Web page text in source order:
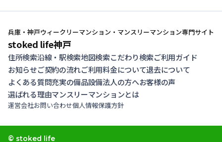
兵庫・神戸ウィークリーマンション・マンスリーマンション専門サイト
stoked life神戸
住所検索沿線・駅検索地図検索こだわり検索ご利用ガイド
お知らせご契約の流れご利用料金について退去について
よくある質問充実の備品設備法人の方へお客様の声
選ばれる理由マンスリーマンションとは
運営会社お問い合わせ個人情報保護方針
© stoked life